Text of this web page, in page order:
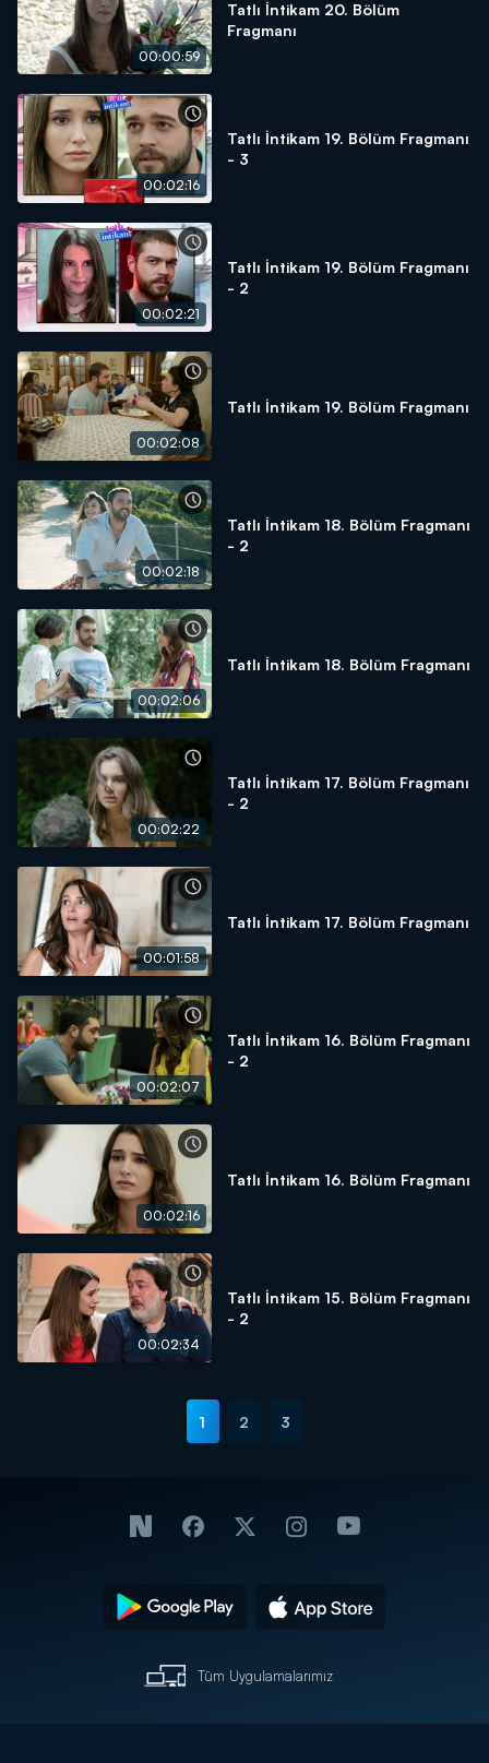
00:00:59
Tatlı İntikam 20. Bölüm
Fragmanı
00:02:16
Tatlı İntikam 19. Bölüm Fragmanı
- 3
00:02:21
Tatlı İntikam 19. Bölüm Fragmanı
- 2
00:02:08
Tatlı İntikam 19. Bölüm Fragmanı
00:02:18
Tatlı İntikam 18. Bölüm Fragmanı
- 2
00:02:06
Tatlı İntikam 18. Bölüm Fragmanı
00:02:22
Tatlı İntikam 17. Bölüm Fragmanı
- 2
00:01:58
Tatlı İntikam 17. Bölüm Fragmanı
00:02:07
Tatlı İntikam 16. Bölüm Fragmanı
- 2
00:02:16
Tatlı İntikam 16. Bölüm Fragmanı
00:02:34
Tatlı İntikam 15. Bölüm Fragmanı
- 2
1 2 3
Tüm Uygulamalarımız